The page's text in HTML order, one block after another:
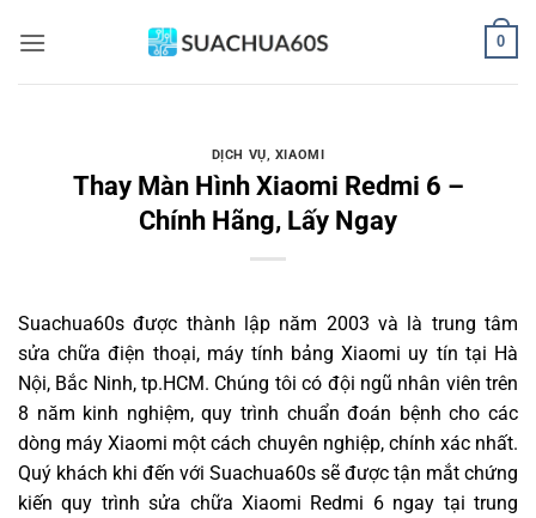
qua
0
DỊCH VỤ, XIAOMI
Thay Màn Hình Xiaomi Redmi 6 –
Chính Hãng, Lấy Ngay
Suachua60s được thành lập năm 2003 và là trung tâm
sửa chữa điện thoại, máy tính bảng Xiaomi uy tín tại Hà
Nội, Bắc Ninh, tp.HCM. Chúng tôi có đội ngũ nhân viên trên
8 năm kinh nghiệm, quy trình chuẩn đoán bệnh cho các
dòng máy Xiaomi một cách chuyên nghiệp, chính xác nhất.
Quý khách khi đến với Suachua60s sẽ được tận mắt chứng
kiến quy trình sửa chữa Xiaomi Redmi 6 ngay tại trung